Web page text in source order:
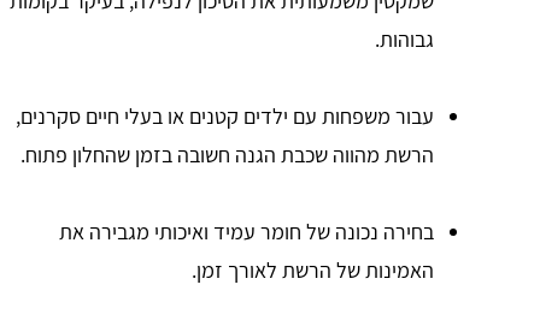
גבוהות.
עבור משפחות עם ילדים קטנים או בעלי חיים סקרנים,
הרשת מהווה שכבת הגנה חשובה בזמן שהחלון פתוח.
בחירה נכונה של חומר עמיד ואיכותי מגבירה את
האמינות של הרשת לאורך זמן.